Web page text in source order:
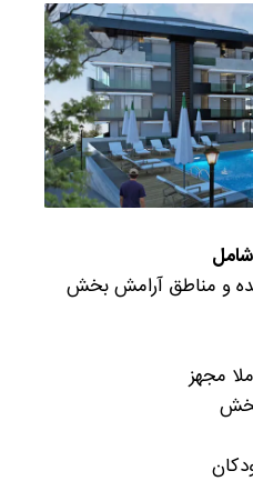
و مناطق آرامش بخش
مجهز